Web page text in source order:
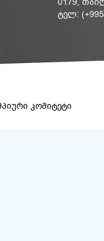
0179,
ტელ: (+995
კომიტეტი